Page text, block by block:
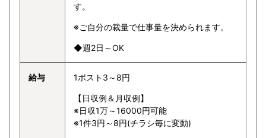
す。
※ご自分の裁量で仕事量を決められます。
◆週2日～OK
給与 1ポスト3～8円
【日収例＆月収例】
※日収1万～16000円可能
※1件3円～8円(チラシ毎に変動)